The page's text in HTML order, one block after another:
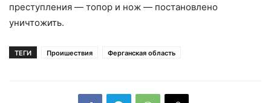
преступления — топор и нож — постановлено
уничтожить.
ТЕГИ Проишествия Ферганская область